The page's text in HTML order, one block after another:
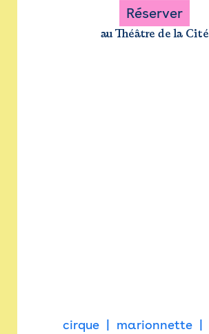
Réserver
au Théâtre de la Cité
cirque marionnette